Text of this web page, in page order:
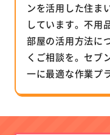
ンを活用した住ま
しています。不用
部屋の活用方法に
くご相談を。セブ
一に最適な作業プ